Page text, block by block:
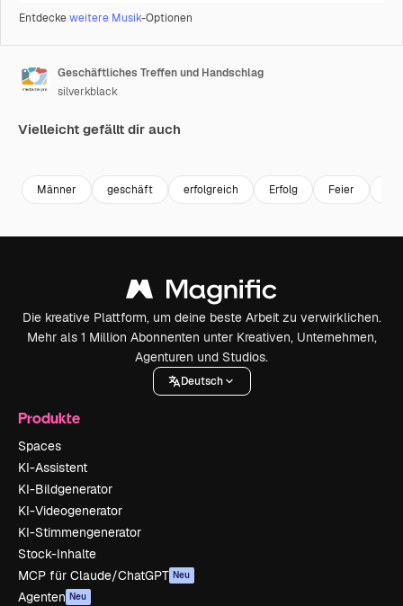
Entdeckeweitere Musik-Optionen
Geschäftliches Treffen und Handschlag
silverkblack
Vielleicht gefällt dir auch
Männer geschäft erfolgreich Erfolg Feier
Die kreative Plattform, um deine beste Arbeit zu verwirklichen.
Mehr als 1 Million Abonnenten unter Kreativen, Unternehmen,
Agenturen und Studios.
Deutsch
Produkte
Spaces
KI-Assistent
KI-Bildgenerator
KI-Videogenerator
KI-Stimmengenerator
Stock-Inhalte
MCP für Claude/ChatGPT Neu
Agenten Neu